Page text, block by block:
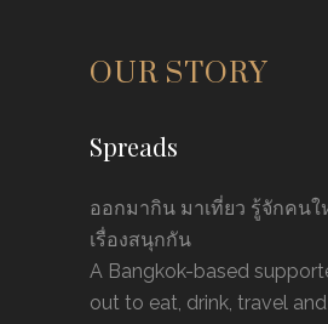
OUR STORY
Spreads
ออกมากิน มาเที่ยว รู้จักคนใ
เรื่องสนุกกัน
A Bangkok-based
out to eat, drink, travel